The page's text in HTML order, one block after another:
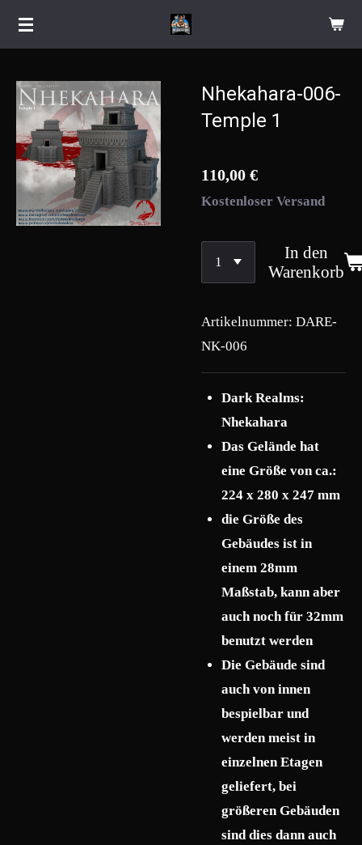
Zum
Nhekahara-006-
Temple 1
110,00 €
Kostenloser Versand
In den
Warenkorb
Artikelnummer: DARE-
NK-006
Dark Realms:
Nhekahara
Das Gelände hat
eine Größe von ca.:
224 x 280 x 247 mm
die Größe des
Gebäudes ist in
einem 28mm
Maßstab, kann aber
auch noch für 32mm
benutzt werden
Die Gebäude sind
auch von innen
bespielbar und
werden meist in
einzelnen Etagen
geliefert, bei
größeren Gebäuden
sind dies dann auch